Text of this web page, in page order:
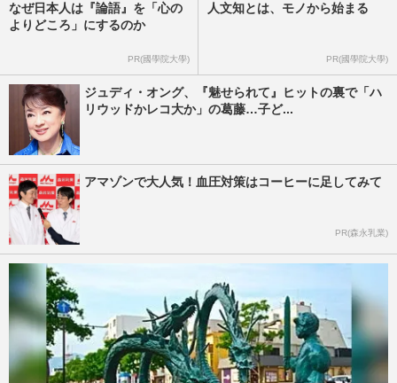
なぜ日本人は『論語』を「心の
よりどころ」にするのか
PR(國學院大學)
人文知とは、モノから始まる
PR(國學院大學)
ジュディ・オング、『魅せられて』ヒットの裏で「ハ
リウッドかレコ大か」の葛藤…子ど...
アマゾンで大人気！血圧対策はコーヒーに足してみて
PR(森永乳業)